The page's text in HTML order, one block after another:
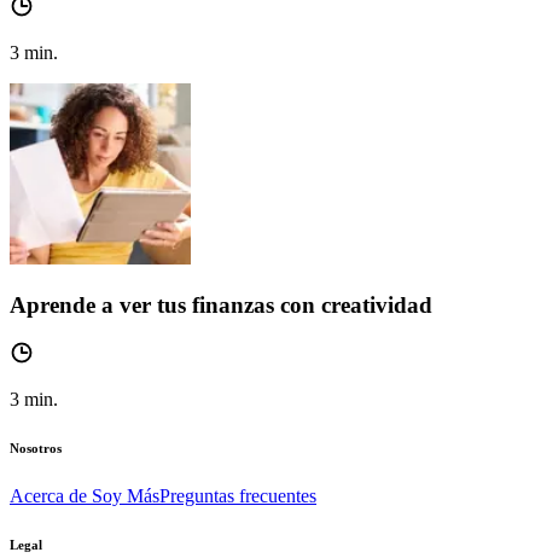
3 min.
Aprende a ver tus finanzas con creatividad
3 min.
Nosotros
Acerca de Soy MásPreguntas frecuentes
Legal